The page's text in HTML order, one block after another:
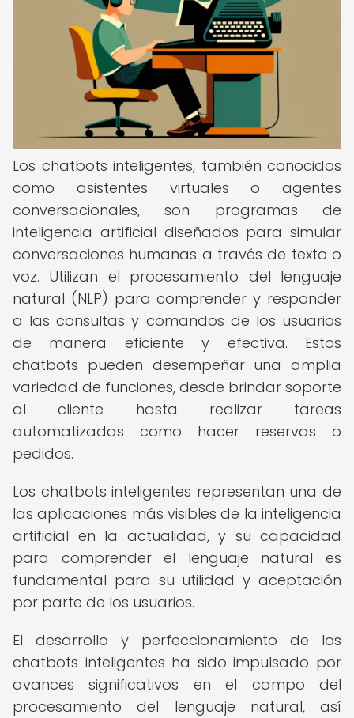
Los chatbots inteligentes, también conocidos
como asistentes virtuales o agentes
conversacionales, son programas de
inteligencia artificial diseñados para simular
conversaciones humanas a través de texto o
voz. Utilizan el procesamiento del lenguaje
natural (NLP) para comprender y responder
a las consultas y comandos de los usuarios
de manera eficiente y efectiva. Estos
chatbots pueden desempeñar una amplia
variedad de funciones, desde brindar soporte
al cliente hasta realizar tareas
automatizadas como hacer reservas o
pedidos.
Los chatbots inteligentes representan una de
las aplicaciones más visibles de la inteligencia
artificial en la actualidad, y su capacidad
para comprender el lenguaje natural es
fundamental para su utilidad y aceptación
por parte de los usuarios.
El desarrollo y perfeccionamiento de los
chatbots inteligentes ha sido impulsado por
avances significativos en el campo del
procesamiento del lenguaje natural, así